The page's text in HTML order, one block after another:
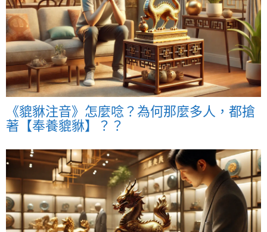
《貔貅注音》怎麼唸？為何那麼多人，都搶
著【奉養貔貅】？？